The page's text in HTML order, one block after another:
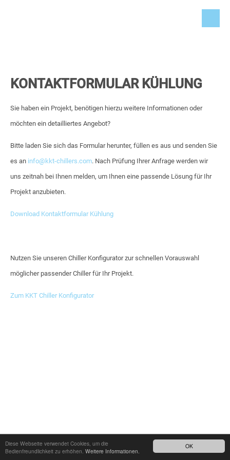
OK
Diese Webseite verwendet Cookies, um die
Bedienfreundlichkeit zu erhöhen. Weitere Informationen.
KONTAKTFORMULAR KÜHLUNG
Sie haben ein Projekt, benötigen hierzu weitere Informationen oder
möchten ein detailliertes Angebot?
Bitte laden Sie sich das Formular herunter, füllen es aus und senden Sie
es an info@kkt-chillers.com. Nach Prüfung Ihrer Anfrage werden wir
uns zeitnah bei Ihnen melden, um Ihnen eine passende Lösung für Ihr
Projekt anzubieten.
Download Kontaktformular Kühlung
Nutzen Sie unseren Chiller Konfigurator zur schnellen Vorauswahl
möglicher passender Chiller für Ihr Projekt.
Zum KKT Chiller Konfigurator